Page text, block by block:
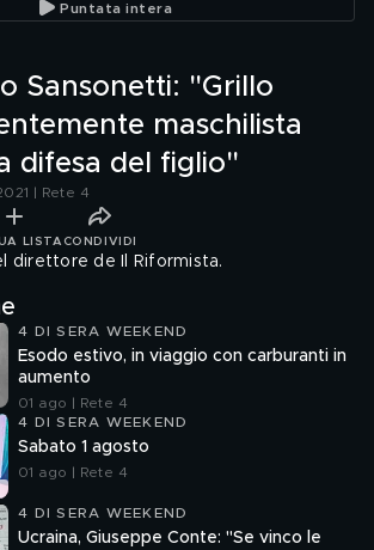
ma
difeso gli interesse del
Puntata intera
Sansonetti: "Grillo
maschilista
difesa del figlio"
| Rete 4
LISTA CONDIVIDI
direttore de Il Riformista.
4 DI SERA WEEKEND
Esodo estivo, in viaggio con carburanti in
aumento
01 ago | Rete 4
4 DI SERA WEEKEND
Sabato 1 agosto
01 ago | Rete 4
4 DI SERA WEEKEND
Ucraina, Giuseppe Conte: "Se vinco le